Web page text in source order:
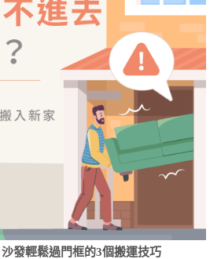
發輕鬆過門框的3個搬運技巧